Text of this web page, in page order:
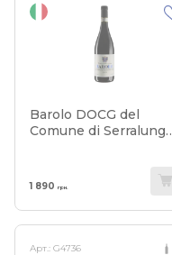
Barolo DOCG del
Comune di Serralunga
1 890 грн.
Арт.: G4736